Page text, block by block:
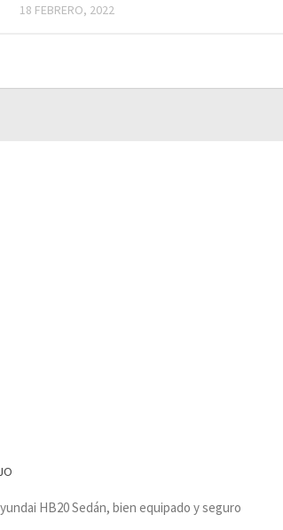
18 FEBRERO, 2022
HB20 Sedán, bien equipado y seguro